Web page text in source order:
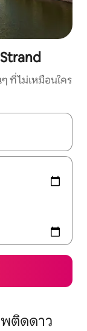
ที่ไม่เหมือนใคร
วจผลการค้นหา
ติดดาว